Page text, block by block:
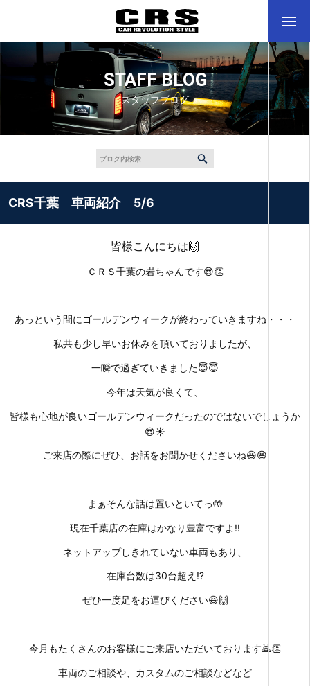
STAFF BLOG
スタッフブログ
CRS千葉 車両紹介 5/6
皆様こんにちは🙌
ＣＲＳ千葉の岩ちゃんです😎👏
あっという間にゴールデンウィークが終わっていきますね・・・
私共も少し早いお休みを頂いておりましたが、
一瞬で過ぎていきました😇😇
今年は天気が良くて、
皆様も心地が良いゴールデンウィークだったのではないでしょうか
😎☀
ご来店の際にぜひ、お話をお聞かせくださいね😆😆
まぁそんな話は置いといてっ🤲
現在千葉店の在庫はかなり豊富ですよ‼
ネットアップしきれていない車両もあり、
在庫台数は30台超え⁉
ぜひ一度足をお運びください😆🙌
今月もたくさんのお客様にご来店いただいております🙇👏
車両のご相談や、カスタムのご相談などなど